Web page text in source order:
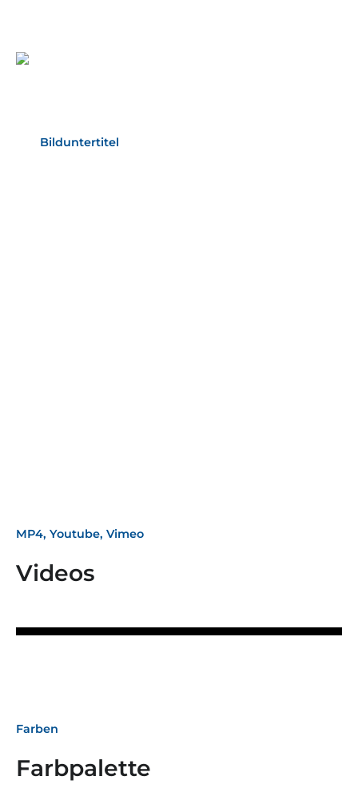
Bilduntertitel
MP4, Youtube, Vimeo
Videos
Farben
Farbpalette